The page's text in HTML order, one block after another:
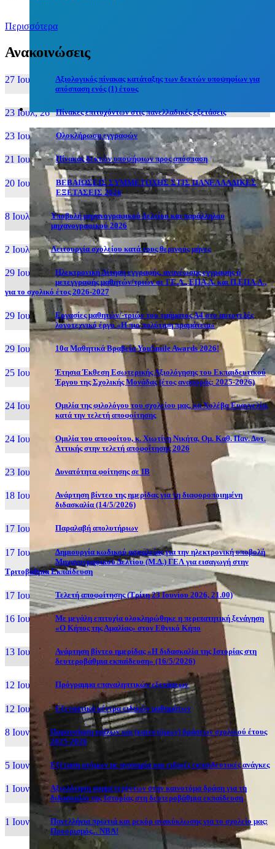
Περισσότερα
Ανακοινώσεις
27 Ιουν, 26
Αξιολογικός πίνακας κατάταξης των δεκτών υποψηφίων για
απόσπαση ενός (1) έτους
23 Ιουλ, 26 Πίνακες επιτυχόντων στις πανελλαδικές εξετάσεις
23 Ιουλ, 26 Ολοκλήρωση εγγραφών
21 Ιουλ, 26 Πίνακας δεκτών υποψήφιων προς απόσπαση
20 Ιουλ, 26
ΒΕΒΑΙΩΣΕΙΣ ΣΥΜΜΕΤΟΧΗΣ ΣΤΙΣ ΠΑΝΕΛΛΑΔΙΚΕΣ
ΕΞΕΤΑΣΕΙΣ 2026
8 Ιουλ, 26
Υποβολή μηχανογραφικού δελτίου και παράλληλου
μηχανογραφικού 2026
2 Ιουλ, 26 Λειτουργία σχολείου κατά τους θερινούς μήνες
29 Ιουν, 26
Ηλεκτρονική Αίτηση εγγραφής, ανανέωσης εγγραφής ή
μετεγγραφής μαθητών/τριών σε ΓΕ.Λ., ΕΠΑ.Λ. και Π.ΕΠΑ.Λ.,
για το σχολικό έτος 2026-2027
29 Ιουν, 26
Εργασίες μαθητών/-τριών του τμήματος Α4 στο αυτοτελές
λογοτεχνικό έργο «Η πιο πολύτιμη πραμάτεια»
29 Ιουν, 26 10α Μαθητικά Βραβεία YouSmile Awards 2026!
25 Ιουν, 26
Έτησια Έκθεση Εσωτερικής Αξιολόγησης του Εκπαιδευτικού
Έργου της Σχολικής Μονάδας (έτος αναφοράς: 2025-2026)
24 Ιουν, 26
Ομιλία της φιλολόγου του σχολείου μας, κα Χολέβα Ευαγγελία,
κατά την τελετή αποφοίτησης
24 Ιουν, 26
Ομιλία του αποφοίτου, κ. Χιωτίνη Νικήτα, Ομ. Καθ. Παν. Δυτ.
Αττικής στην τελετή αποφοίτησης 2026
23 Ιουν, 26 Δυνατότητα φοίτησης σε ΙΒ
18 Ιουν, 26
Ανάρτηση βίντεο της ημερίδας για τη διαφοροποιημένη
διδασκαλία (14/5/2026)
17 Ιουν, 26 Παραλαβή απολυτήριων
17 Ιουν, 26
Δημιουργία κωδικού ασφαλείας για την ηλεκτρονική υποβολή
Μηχανογραφικού Δελτίου (Μ.Δ.) ΓΕΛ για εισαγωγή στην
Τριτοβάθμια Εκπαίδευση
17 Ιουν, 26 Τελετή αποφοίτησης (Τρίτη 23 Ιουνίου 2026, 21.00)
16 Ιουν, 26
Με μεγάλη επιτυχία ολοκληρώθηκε η περιπατητική ξενάγηση
«Ο Κήπος της Αμαλίας» στον Εθνικό Κήπο
13 Ιουν, 26
Ανάρτηση βίντεο ημερίδας «Η διδασκαλία της Ιστορίας στη
δευτεροβάθμια εκπαίδευση» (16/5/2026)
12 Ιουν, 26 Πρόγραμμα επαναληπτικών εξετάσεων
12 Ιουν, 26 Εξεταστικά κέντρα ειδικών μαθημάτων
8 Ιουν, 26
Παρουσίαση ομίλων και (καινοτόμων) δράσεων σχολικού έτους
2025-2026
5 Ιουν, 26 Εξέταση ατόμων με αναπηρία και ειδικές εκπαιδευτικές ανάγκες
1 Ιουν, 26
Αξιολόγηση συμμετεχόντων στην καινοτόμα δράση για τη
διδασκαλία της Ιστορίας στη δευτεροβάθμια εκπαίδευση
1 Ιουν, 26
Πανελλήνια πρωτιά και ρεκόρ ανακύκλωσης για το σχολείο μας:
Προορισμός... NBA!